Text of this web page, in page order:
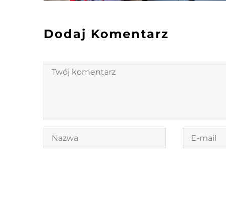
Dodaj Komentarz